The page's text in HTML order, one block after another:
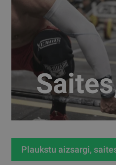
Plaukstu aizsargi,